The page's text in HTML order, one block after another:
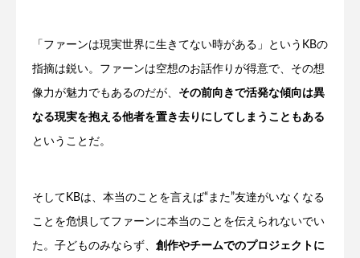
「ファーンは現実世界に生きてない時がある」というKBの
指摘は鋭い。ファーンは空想のお話作りが得意で、その想
像力が魅力でもあるのだが、 その前向きで活発な傾向は異
なる現実を抱える他者を置き去りにしてしまうこともある
ということだ。
そしてKBは、本当のことを言えば“また”友達がいなくなる
ことを危惧してファーンに本当のことを伝えられないでい
た。子どものみならず、 創作やチームでのプロジェクトに